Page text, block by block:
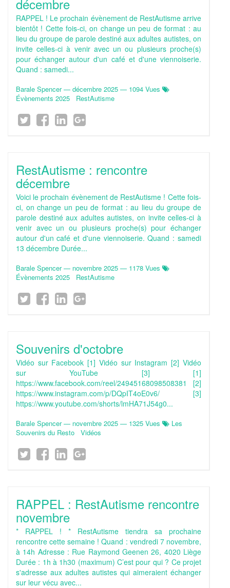
décembre
RAPPEL ! Le prochain évènement de RestAutisme arrive
bientôt ! Cette fois-ci, on change un peu de format : au
lieu du groupe de parole destiné aux adultes autistes, on
invite celles-ci à venir avec un ou plusieurs proche(s)
pour échanger autour d'un café et d'une viennoiserie.
Quand : samedi...
Barale Spencer— décembre 2025 — 1094 Vues
Évènements 2025
RestAutisme
RestAutisme : rencontre
décembre
Voici le prochain évènement de RestAutisme ! Cette fois-
ci, on change un peu de format : au lieu du groupe de
parole destiné aux adultes autistes, on invite celles-ci à
venir avec un ou plusieurs proche(s) pour échanger
autour d'un café et d'une viennoiserie. Quand : samedi
13 décembre Durée...
Barale Spencer— novembre 2025 — 1178 Vues
Évènements 2025
RestAutisme
Souvenirs d'octobre
Vidéo sur Facebook [1] Vidéo sur Instagram [2] Vidéo
sur YouTube [3] [1]
https://www.facebook.com/reel/24945168098508381 [2]
https://www.instagram.com/p/DQpIT4oE0v6/ [3]
https://www.youtube.com/shorts/lmHA71J54g0...
Barale Spencer— novembre 2025 — 1325 Vues
Les
Souvenirs du Resto
Vidéos
RAPPEL : RestAutisme rencontre
novembre
* RAPPEL ! * RestAutisme tiendra sa prochaine
rencontre cette semaine ! Quand : vendredi 7 novembre,
à 14h Adresse : Rue Raymond Geenen 26, 4020 Liège
Durée : 1h à 1h30 (maximum) C’est pour qui ? Ce projet
s'adresse aux adultes autistes qui aimeraient échanger
sur leur vécu avec...